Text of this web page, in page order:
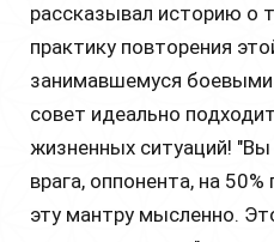
рассказывал историю о
практику повторения
занимавшемуся
совет идеально
жизненных ситуаций!
врага, оппонента, на
эту мантру мысленно.